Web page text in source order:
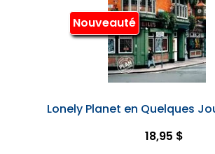
Nouveauté
Lonely Planet en Quelques
18,95 $